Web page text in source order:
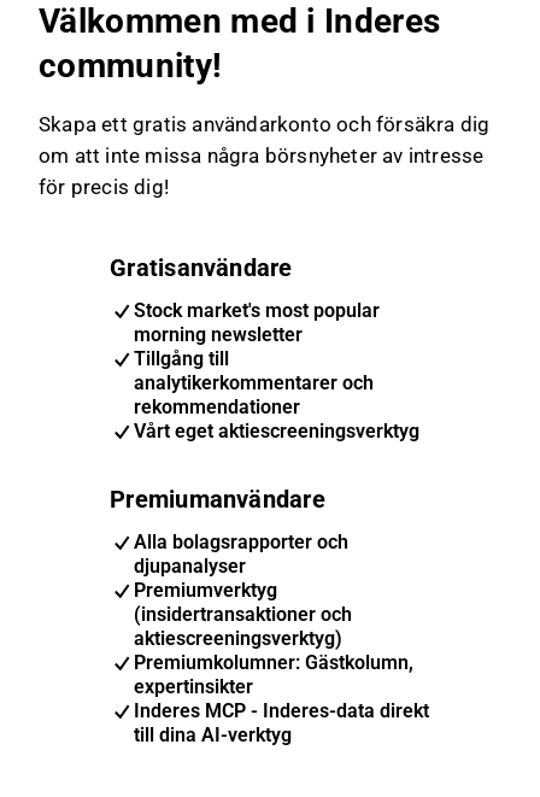
Välkommen med i Inderes
community!
Skapa ett gratis användarkonto och försäkra dig
om att inte missa några börsnyheter av intresse
för precis dig!
Gratisanvändare
Stock market's most popular
morning newsletter
Tillgång till
analytikerkommentarer och
rekommendationer
Vårt eget aktiescreeningsverktyg
Premiumanvändare
Alla bolagsrapporter och
djupanalyser
Premiumverktyg
(insidertransaktioner och
aktiescreeningsverktyg)
Premiumkolumner: Gästkolumn,
expertinsikter
Inderes MCP - Inderes-data direkt
till dina AI-verktyg